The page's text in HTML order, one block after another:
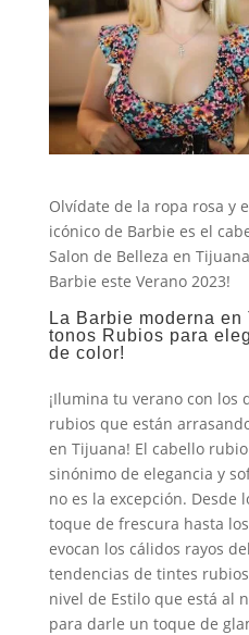
Olvídate de la ropa rosa y
icónico de Barbie es el
Salon de Belleza en
Barbie este Verano 2023!
La Barbie moderna
tonos Rubios para
de color!
¡Ilumina tu verano con los
rubios que están
en Tijuana! El cabello
sinónimo de elegancia y
no es la excepción. Desde
toque de frescura hasta
evocan los cálidos rayos
tendencias de tintes
nivel de Estilo que está al
para darle un toque de